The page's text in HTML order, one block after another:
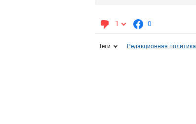
1 0
Теги Редакционная политика